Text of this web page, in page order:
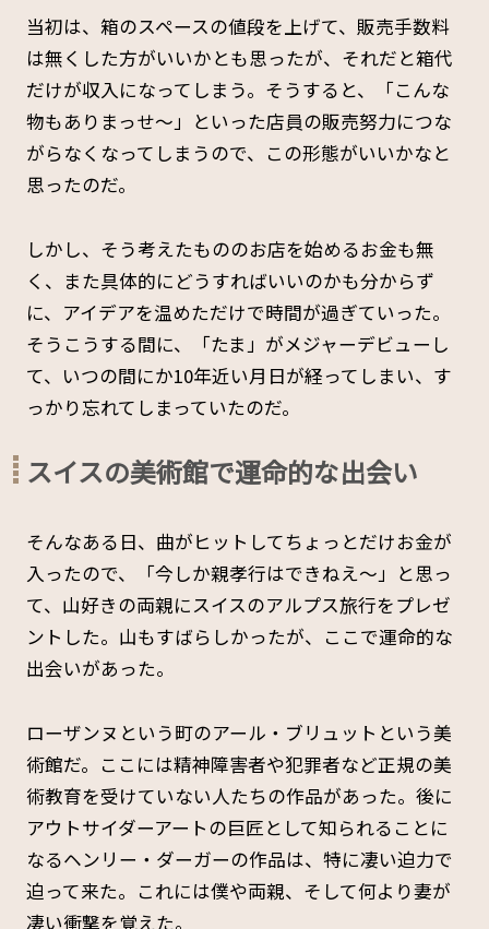
当初は、箱のスペースの値段を上げて、販売手数料
は無くした方がいいかとも思ったが、それだと箱代
だけが収入になってしまう。そうすると、「こんな
物もありまっせ～」といった店員の販売努力につな
がらなくなってしまうので、この形態がいいかなと
思ったのだ。
しかし、そう考えたもののお店を始めるお金も無
く、また具体的にどうすればいいのかも分からず
に、アイデアを温めただけで時間が過ぎていった。
そうこうする間に、「たま」がメジャーデビューし
て、いつの間にか10年近い月日が経ってしまい、す
っかり忘れてしまっていたのだ。
スイスの美術館で運命的な出会い
そんなある日、曲がヒットしてちょっとだけお金が
入ったので、「今しか親孝行はできねえ～」と思っ
て、山好きの両親にスイスのアルプス旅行をプレゼ
ントした。山もすばらしかったが、ここで運命的な
出会いがあった。
ローザンヌという町のアール・ブリュットという美
術館だ。ここには精神障害者や犯罪者など正規の美
術教育を受けていない人たちの作品があった。後に
アウトサイダーアートの巨匠として知られることに
なるヘンリー・ダーガーの作品は、特に凄い迫力で
迫って来た。これには僕や両親、そして何より妻が
凄い衝撃を覚えた。